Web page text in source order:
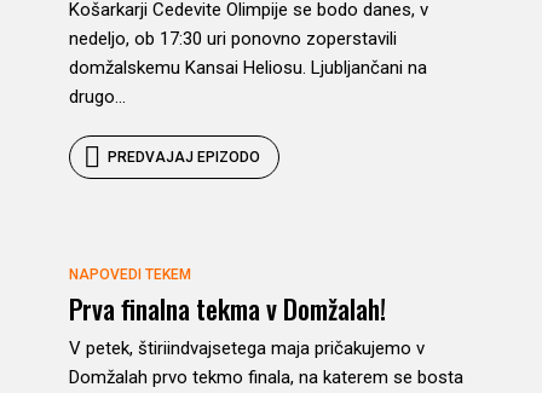
Košarkarji Cedevite Olimpije se bodo danes, v
nedeljo, ob 17:30 uri ponovno zoperstavili
domžalskemu Kansai Heliosu. Ljubljančani na
drugo...
PREDVAJAJ EPIZODO
NAPOVEDI TEKEM
Prva finalna tekma v Domžalah!
V petek, štiriindvajsetega maja pričakujemo v
Domžalah prvo tekmo finala, na katerem se bosta